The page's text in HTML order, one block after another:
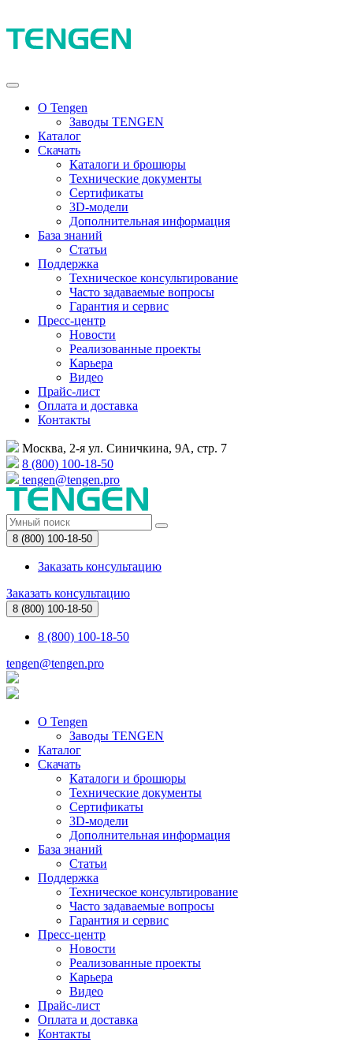
О Tengen
Заводы TENGEN
Каталог
Скачать
Каталоги и брошюры
Технические документы
Сертификаты
3D-модели
Дополнительная информация
База знаний
Статьи
Поддержка
Техническое консультирование
Часто задаваемые вопросы
Гарантия и сервис
Пресс-центр
Новости
Реализованные проекты
Карьера
Видео
Прайс-лист
Оплата и доставка
Контакты
Москва, 2-я ул. Синичкина, 9А, стр. 7
8 (800) 100-18-50
tengen@tengen.pro
8 (800) 100-18-50
Заказать консультацию
Заказать консультацию
8 (800) 100-18-50
8 (800) 100-18-50
tengen@tengen.pro
О Tengen
Заводы TENGEN
Каталог
Скачать
Каталоги и брошюры
Технические документы
Сертификаты
3D-модели
Дополнительная информация
База знаний
Статьи
Поддержка
Техническое консультирование
Часто задаваемые вопросы
Гарантия и сервис
Пресс-центр
Новости
Реализованные проекты
Карьера
Видео
Прайс-лист
Оплата и доставка
Контакты